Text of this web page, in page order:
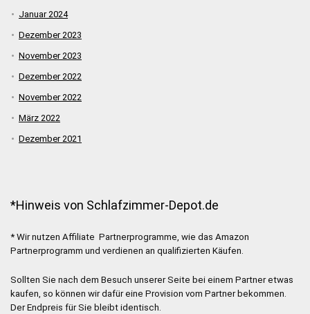
Januar 2024
Dezember 2023
November 2023
Dezember 2022
November 2022
März 2022
Dezember 2021
*Hinweis von Schlafzimmer-Depot.de
* Wir nutzen Affiliate Partnerprogramme, wie das Amazon
Partnerprogramm und verdienen an qualifizierten Käufen.
Sollten Sie nach dem Besuch unserer Seite bei einem Partner etwas
kaufen, so können wir dafür eine Provision vom Partner bekommen.
Der Endpreis für Sie bleibt identisch.